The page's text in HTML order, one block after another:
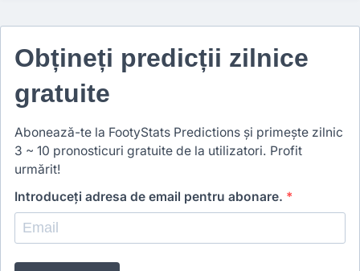
Obțineți predicții zilnice
gratuite
Abonează-te la FootyStats Predictions și primește zilnic
3 ~ 10 pronosticuri gratuite de la utilizatori. Profit
urmărit!
Introduceți adresa de email pentru abonare. *